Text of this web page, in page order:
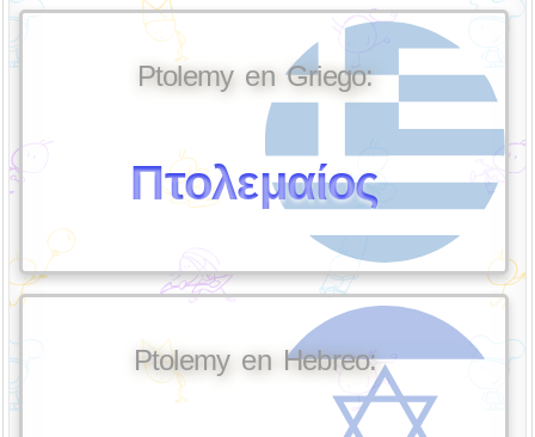
Ptolemy en Griego:
Πτολεμαίος
Ptolemy en Hebreo: